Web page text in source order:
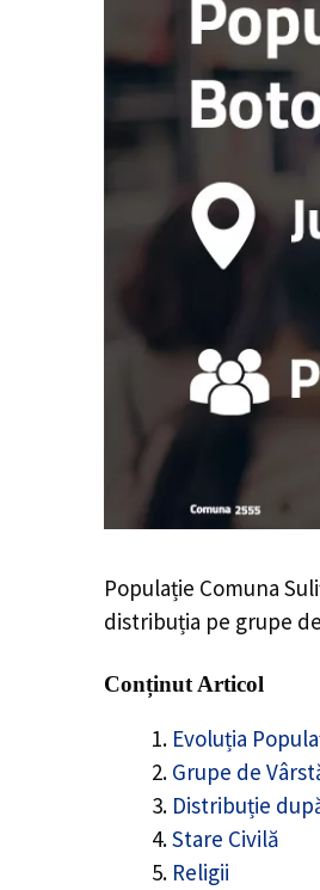
Populație Comuna
distribuția pe grupe
Conținut Articol
Evoluția
Grupe de
Distribuție
Stare Civilă
Religii